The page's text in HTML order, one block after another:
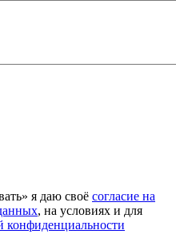
я даю своё согласие на
, на условиях и для
конфиденциальности